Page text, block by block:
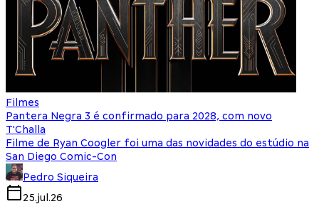
Filmes
Pantera Negra 3 é confirmado para 2028, com novo
T'Challa
Filme de Ryan Coogler foi uma das novidades do estúdio na
San Diego Comic-Con
Pedro Siqueira
25.jul.26